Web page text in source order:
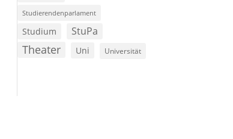
Studierendenparlament
Studium StuPa
Theater Uni Universität